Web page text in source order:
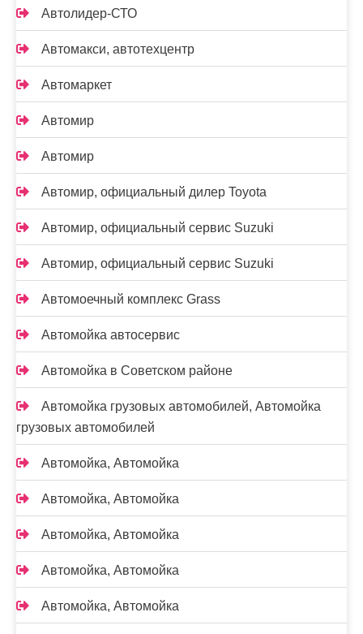
Автолидер-СТО
Автомакси, автотехцентр
Автомаркет
Автомир
Автомир
Автомир, официальный дилер Toyota
Автомир, официальный сервис Suzuki
Автомир, официальный сервис Suzuki
Автомоечный комплекс Grass
Автомойка автосервис
Автомойка в Советском районе
Автомойка грузовых автомобилей, Автомойка
грузовых автомобилей
Автомойка, Автомойка
Автомойка, Автомойка
Автомойка, Автомойка
Автомойка, Автомойка
Автомойка, Автомойка